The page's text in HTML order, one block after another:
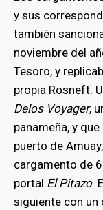
y sus
también
noviembre del
Tesoro, y
propia Rosneft.
Delos Voyager,
panameña, y
puerto de
cargamento de
portal El Pitazo.
siguiente con